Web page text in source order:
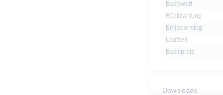
Basiswert
Rückzahlung
Emissionstag
Laufzeit
Basispreis
Downloads